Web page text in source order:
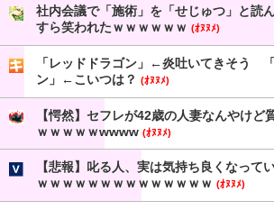
社内会議で「施術」を「せじゅつ」と読
すら笑われたｗｗｗｗｗｗ (ｵﾇﾇﾒ)
「レッドドラゴン」←炎吐いてきそう
ン」←こいつは？ (ｵﾇﾇﾒ)
【愕然】セフレが42歳の人妻なんやけど
ｗｗｗｗｗwwww (ｵﾇﾇﾒ)
【悲報】叱る人、実は気持ち良くなって
ｗｗｗｗｗｗｗｗｗｗｗｗｗｗ (ｵﾇﾇﾒ)